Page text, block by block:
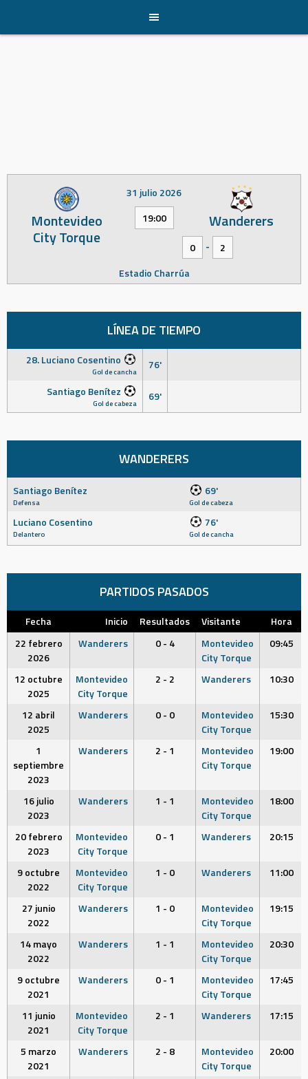
content
Montevideo
City Torque
Wanderers
31 julio 2026
19:00
0 -
2
Estadio Charrúa
LÍNEA DE TIEMPO
28. Luciano Cosentino
Gol de cancha
76'
Santiago Benítez
Gol de cabeza 69'
WANDERERS
Santiago Benítez
Defensa
69'
Gol de cabeza
Luciano Cosentino
Delantero
76'
Gol de cancha
PARTIDOS PASADOS
Fecha Inicio Resultados Visitante
Hora
22 febrero
2026
Wanderers 0 - 4
Montevideo
City Torque
09:45
12 octubre
2025
Montevideo
City Torque
2 - 2 Wanderers 10:30
12 abril
2025
Wanderers 0 - 0
Montevideo
City Torque
15:30
1
septiembre
2023
Wanderers 2 - 1
Montevideo
City Torque
19:00
16 julio
2023
Wanderers 1 - 1
Montevideo
City Torque
18:00
20 febrero
2023
Montevideo
City Torque
0 - 1 Wanderers 20:15
9 octubre
2022
Montevideo
City Torque
1 - 0 Wanderers 11:00
27 junio
2022
Wanderers 1 - 0
Montevideo
City Torque
19:15
14 mayo
2022
Wanderers 1 - 1
Montevideo
City Torque
20:30
9 octubre
2021
Wanderers 0 - 1
Montevideo
City Torque
17:45
11 junio
2021
Montevideo
City Torque
2 - 1 Wanderers 17:15
5 marzo
2021
Wanderers 2 - 8
Montevideo
City Torque
20:00